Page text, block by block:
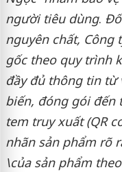
người tiêu dùng.
nguyên chất, Công
gốc theo quy trình
đầy đủ thông tin từ
biến, đóng gói đến
tem truy xuất (QR
nhãn sản phẩm rõ
\của sản phẩm